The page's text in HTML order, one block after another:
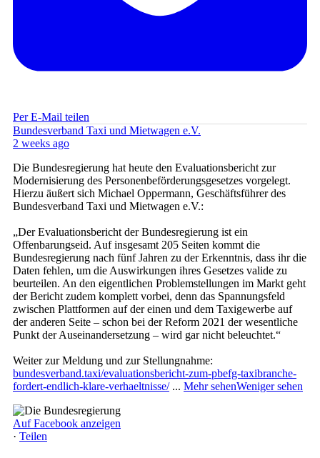
Per E-Mail teilen
Bundesverband Taxi und Mietwagen e.V.
2 weeks ago
Die Bundesregierung hat heute den Evaluationsbericht zur
Modernisierung des Personenbeförderungsgesetzes vorgelegt.
Hierzu äußert sich Michael Oppermann, Geschäftsführer des
Bundesverband Taxi und Mietwagen e.V.:
„Der Evaluationsbericht der Bundesregierung ist ein
Offenbarungseid. Auf insgesamt 205 Seiten kommt die
Bundesregierung nach fünf Jahren zu der Erkenntnis, dass ihr die
Daten fehlen, um die Auswirkungen ihres Gesetzes valide zu
beurteilen. An den eigentlichen Problemstellungen im Markt geht
der Bericht zudem komplett vorbei, denn das Spannungsfeld
zwischen Plattformen auf der einen und dem Taxigewerbe auf
der anderen Seite – schon bei der Reform 2021 der wesentliche
Punkt der Auseinandersetzung – wird gar nicht beleuchtet.“
Weiter zur Meldung und zur Stellungnahme:
bundesverband.taxi/evaluationsbericht-zum-pbefg-taxibranche-
fordert-endlich-klare-verhaeltnisse/ ... Mehr sehenWeniger sehen
Auf Facebook anzeigen
· Teilen